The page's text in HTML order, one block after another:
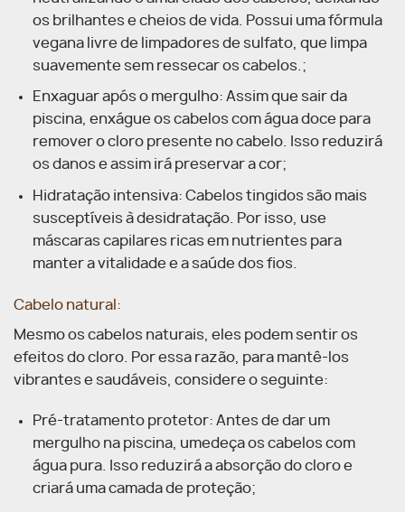
os brilhantes e cheios de vida. Possui uma fórmula
vegana livre de limpadores de sulfato, que limpa
suavemente sem ressecar os cabelos. ;
Enxaguar após o mergulho: Assim que sair da
piscina, enxágue os cabelos com água doce para
remover o cloro presente no cabelo. Isso reduzirá
os danos e assim irá preservar a cor;
Hidratação intensiva: Cabelos tingidos são mais
susceptíveis à desidratação. Por isso, use
máscaras capilares ricas em nutrientes para
manter a vitalidade e a saúde dos fios.
Cabelo natural:
Mesmo os cabelos naturais, eles podem sentir os
efeitos do cloro. Por essa razão, para mantê-los
vibrantes e saudáveis, considere o seguinte:
Pré-tratamento protetor: Antes de dar um
mergulho na piscina, umedeça os cabelos com
água pura. Isso reduzirá a absorção do cloro e
criará uma camada de proteção;